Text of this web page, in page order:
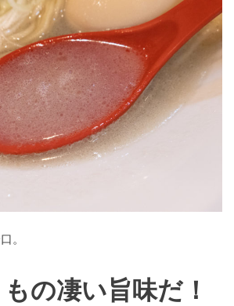
。
の凄い旨味だ！